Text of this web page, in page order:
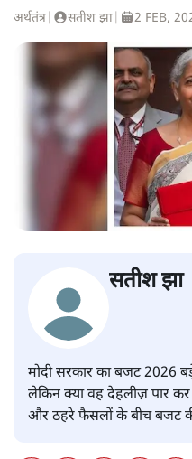
अर्थतंत्र सतीश झा 2 FEB,
सतीश झा
मोदी सरकार का बजट 2026
लेकिन क्या वह देहलीज़ पार
और ठहरे फैसलों के बीच बजट